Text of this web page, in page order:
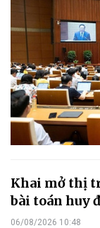
Khai mở thị
bài toán huy
06/08/2026 10:48